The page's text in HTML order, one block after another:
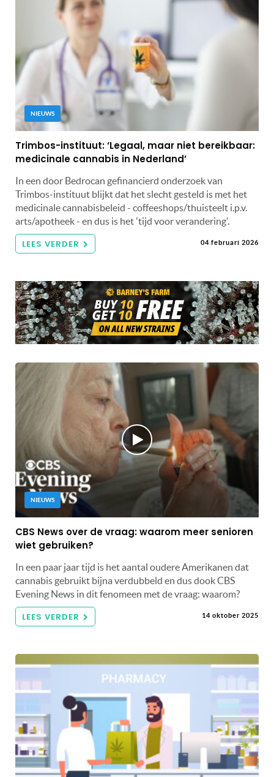
NIEUWS
Trimbos-instituut: ‘Legaal, maar niet bereikbaar:
medicinale cannabis in Nederland’
In een door Bedrocan gefinancierd onderzoek van
Trimbos-instituut blijkt dat het slecht gesteld is met het
medicinale cannabisbeleid - coffeeshops/thuisteelt i.p.v.
arts/apotheek - en dus is het 'tijd voor verandering'.
LEES VERDER 04 februari 2026
NIEUWS
CBS News over de vraag: waarom meer senioren
wiet gebruiken?
In een paar jaar tijd is het aantal oudere Amerikanen dat
cannabis gebruikt bijna verdubbeld en dus dook CBS
Evening News in dit fenomeen met de vraag: waarom?
LEES VERDER 14 oktober 2025